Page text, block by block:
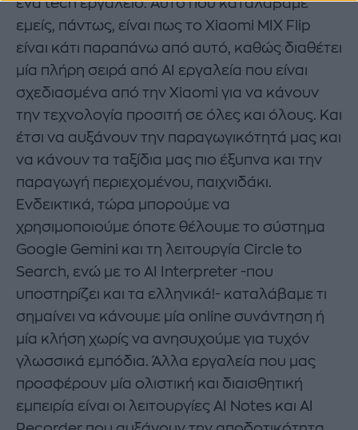
ένα tech εργαλείο. Αυτό που καταλάβαμε
εμείς, πάντως, είναι πως το Xiaomi MIX Flip
είναι κάτι παραπάνω από αυτό, καθώς διαθέτει
μία πλήρη σειρά από ΑΙ εργαλεία που είναι
σχεδιασμένα από την Xiaomi για να κάνουν
την τεχνολογία προσιτή σε όλες και όλους. Και
έτσι να αυξάνουν την παραγωγικότητά μας και
να κάνουν τα ταξίδια μας πιο έξυπνα και την
παραγωγή περιεχομένου, παιχνιδάκι.
Ενδεικτικά, τώρα μπορούμε να
χρησιμοποιούμε όποτε θέλουμε το σύστημα
Google Gemini και τη λειτουργία Circle to
Search, ενώ με το AI Interpreter -που
υποστηρίζει και τα ελληνικά!- καταλάβαμε τι
σημαίνει να κάνουμε μία online συνάντηση ή
μία κλήση χωρίς να ανησυχούμε για τυχόν
γλωσσικά εμπόδια. Άλλα εργαλεία που μας
προσφέρουν μία ολιστική και διαισθητική
εμπειρία είναι οι λειτουργίες AI Notes και ΑΙ